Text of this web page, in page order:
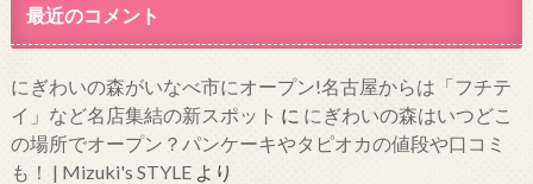
最近のコメント
にぎわいの森がいなべ市にオープン!名古屋からは「フチテ
イ」など名店集結の新スポット に にぎわいの森はいつどこ
の場所でオープン？パンケーキやタピオカの値段や口コミ
も！ | Mizuki's STYLEより